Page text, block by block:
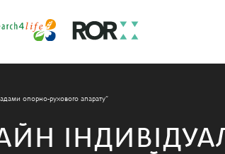
опорно-рухового апарату”